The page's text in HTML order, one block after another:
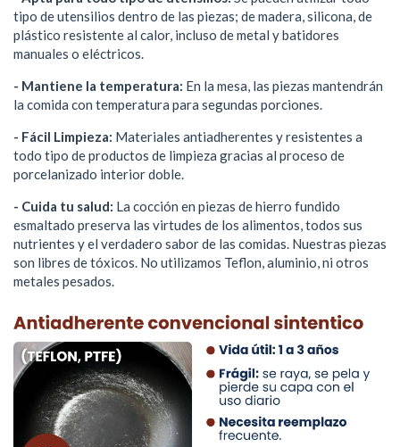
tipo de utensilios dentro de las piezas; de madera, silicona, de
plástico resistente al calor, incluso de metal y batidores
manuales o eléctricos.
- Mantiene la temperatura: En la mesa, las piezas mantendrán
la comida con temperatura para segundas porciones.
- Fácil Limpieza: Materiales antiadherentes y resistentes a
todo tipo de productos de limpieza gracias al proceso de
porcelanizado interior doble.
- Cuida tu salud: La cocción en piezas de hierro fundido
esmaltado preserva las virtudes de los alimentos, todos sus
nutrientes y el verdadero sabor de las comidas. Nuestras piezas
son libres de tóxicos. No utilizamos Teflon, aluminio, ni otros
metales pesados.